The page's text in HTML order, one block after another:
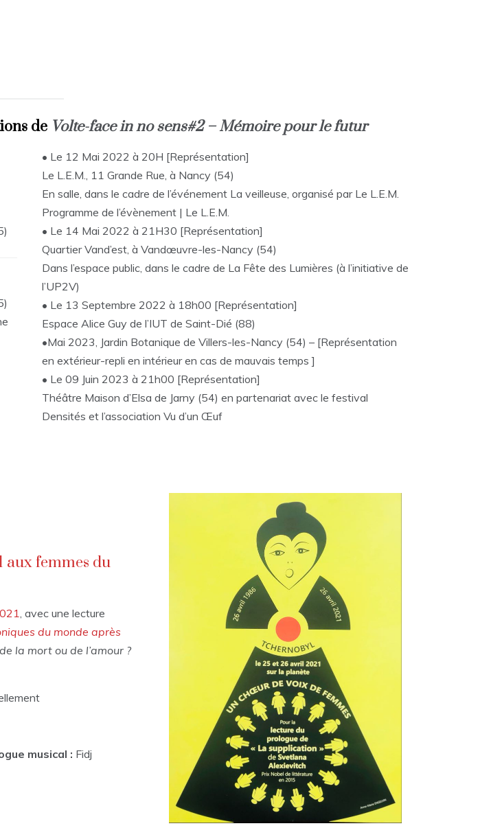
de Volte-face in no sens#2 – Mémoire pour le futur
• Le 12 Mai 2022 à 20H [Représentation]
Le L.E.M., 11 Grande Rue, à Nancy (54)
En salle, dans le cadre de l’événement La veilleuse, organisé par Le L.E.M.
Programme de l’évènement | Le L.E.M.
• Le 14 Mai 2022 à 21H30 [Représentation]
Quartier Vand’est, à Vandœuvre-les-Nancy (54)
Dans l’espace public, dans le cadre de La Fête des Lumières (à l’initiative de
l’UP2V)
• Le 13 Septembre 2022 à 18h00 [Représentation]
Espace Alice Guy de l’IUT de Saint-Dié (88)
•Mai 2023, Jardin Botanique de Villers-les-Nancy (54) – [Représentation
en extérieur-repli en intérieur en cas de mauvais temps ]
• Le 09 Juin 2023 à 21h00 [Représentation]
Théâtre Maison d’Elsa de Jarny (54) en partenariat avec le festival
Densités et l’association Vu d’un Œuf
aux femmes du
, avec une lecture
du monde après
la mort ou de l’amour ?
musical : Fidj